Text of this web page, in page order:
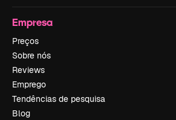
Empresa
Preços
Sobre nós
Reviews
Emprego
Tendências de pesquisa
Blog